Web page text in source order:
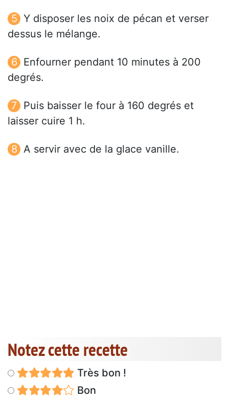
Y disposer les noix de pécan et verser
dessus le mélange.
Enfourner pendant 10 minutes à 200
degrés.
Puis baisser le four à 160 degrés et
laisser cuire 1 h.
A servir avec de la glace vanille.
Notez cette recette
Très bon !
Bon